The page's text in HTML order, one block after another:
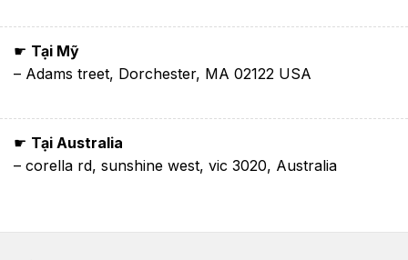
☛ Tại Mỹ
– Adams treet, Dorchester, MA 02122 USA
☛ Tại Australia
– corella rd, sunshine west, vic 3020, Australia